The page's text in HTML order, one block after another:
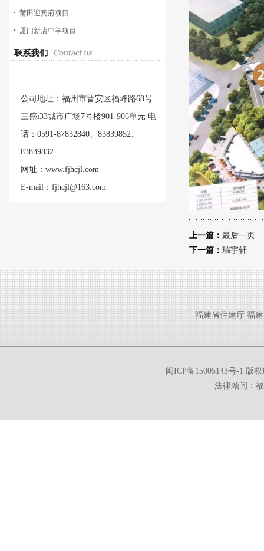
莆田迎宾府项目
厦门新店中学项目
公司地址：福州市晋安区福峰路68号
三盛i33城市广场7号楼901-906单元 电
话：0591-87832840、83839852、
83839832
网址：www.fjhcjl.com
E-mail：fjhcjl@163.com
上一篇： 最后一页
下一篇： 瑞宇轩
福建省住建厅 福
闽ICP备15005143号-1 版
法律顾问：